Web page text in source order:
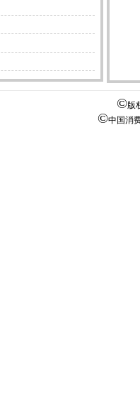
©版
©中国消